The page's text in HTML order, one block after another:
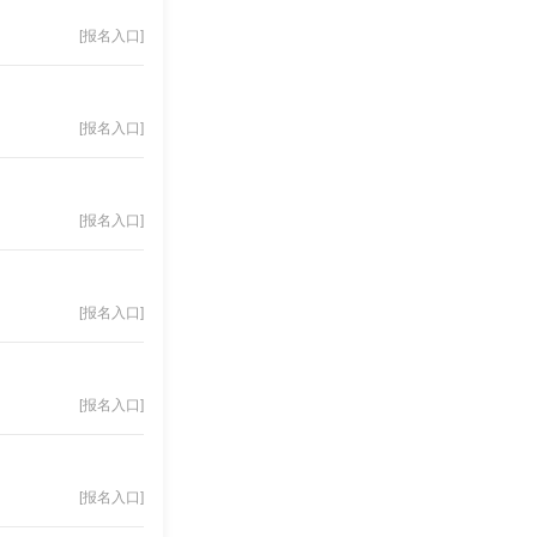
[报名入口]
[报名入口]
[报名入口]
[报名入口]
[报名入口]
[报名入口]